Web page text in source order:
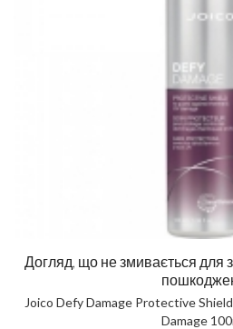
Догляд, що не змивається для
Joico Defy Damage Protective
Damage